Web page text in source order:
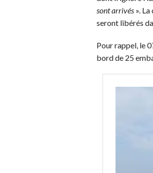
sont arrivés ».
seront libérés
Pour rappel, le
bord de 25